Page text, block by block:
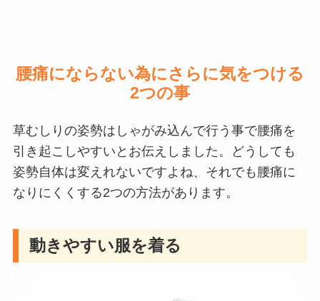
腰痛にならない為にさらに気をつける
2つの事
草むしりの姿勢はしゃがみ込んで行う事で腰痛を
引き起こしやすいとお伝えしました。どうしても
姿勢自体は変えれないですよね、それでも腰痛に
なりにくくする2つの方法があります。
動きやすい服を着る